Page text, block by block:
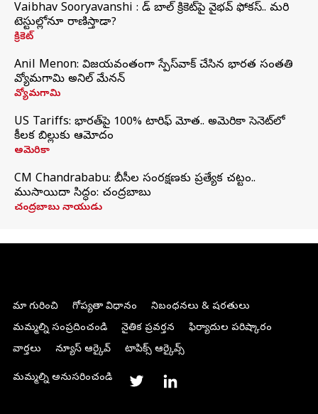
Vaibhav Sooryavanshi : రెడ్ బాల్ క్రికెట్‌పై వైభవ్ ఫోకస్.. మరి
టెస్టుల్లోనూ రాణిస్తాడా?
క్రికెట్
Anil Menon: విజయవంతంగా స్పేస్‌వాక్‌ చేసిన భారత సంతతి
వ్యోమగామి అనిల్‌ మేనన్
వ్యోమగామి
US Tariffs: భారత్‌పై 100% టారిఫ్‌ మోత.. అమెరికా సెనెట్‌లో
కీలక బిల్లుకు ఆమోదం
అమెరికా
CM Chandrababu: బీసీల సంరక్షణకు ప్రత్యేక చట్టం..
ముసాయిదా సిద్ధం: చంద్రబాబు
చంద్రబాబు నాయుడు
మా గురించి గోప్యతా విధానం
నిబంధనలు & షరతులు
మమ్మల్ని సంప్రదించండి
నైతిక ప్రవర్తన
ఫిర్యాదుల పరిష్కారం
వార్తలు
న్యూస్ ఆర్కైవ్ టాపిక్స్ ఆర్కైవ్స్
మమ్మల్ని అనుసరించండి